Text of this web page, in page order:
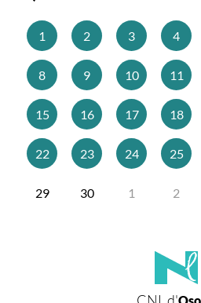
1 2 3 4
8 9 10 11
15 16 17 18
22 23 24 25
29 30 1 2
CNL d'